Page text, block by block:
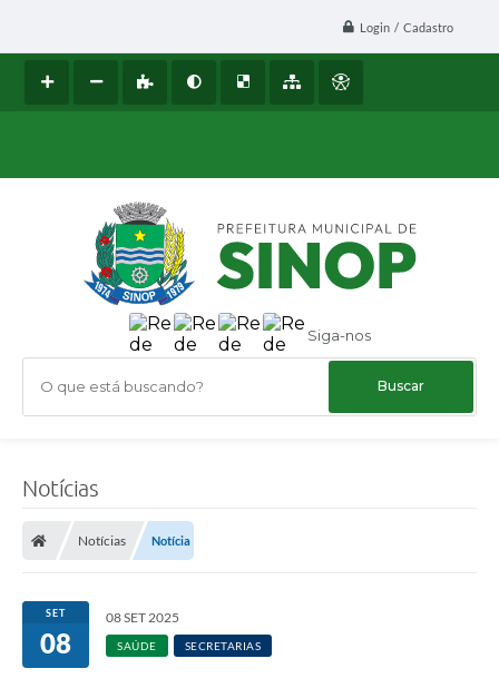
Login / Cadastro
Siga-nos
O que está buscando?
Notícias
Notícias Notícia
SET
08
08 SET 2025
SAÚDE SECRETARIAS